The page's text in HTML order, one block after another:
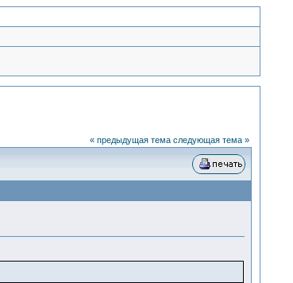
« предыдущая тема следующая тема »